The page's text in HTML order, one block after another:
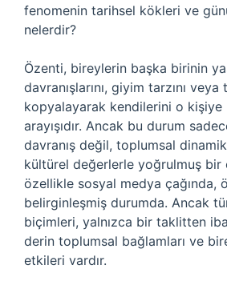
fenomenin tarihsel kökleri ve
nelerdir?
Özenti, bireylerin başka birinin
davranışlarını, giyim tarzını veya
kopyalayarak kendilerini o kişiye
arayışıdır. Ancak bu durum
davranış değil, toplumsal
kültürel değerlerle yoğrulmuş bir
özellikle sosyal medya çağında,
belirginleşmiş durumda. Ancak
biçimleri, yalnızca bir taklitten
derin toplumsal bağlamları ve
etkileri vardır.